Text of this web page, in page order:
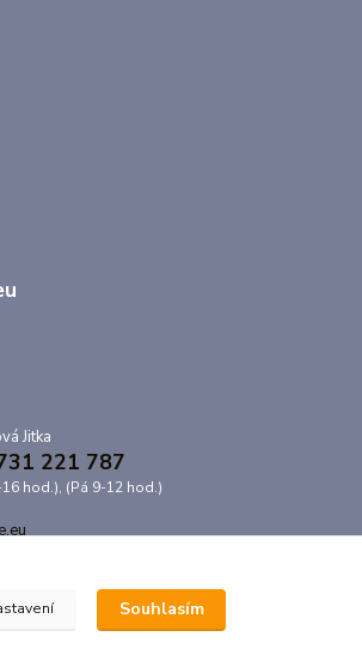
Jitka
221 787
hod.), (Pá 9-12 hod.)
Souhlasím